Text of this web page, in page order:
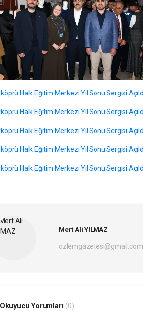
Mert Ali YILMAZ
ozlemgazetesi@gmail.com
Okuyucu Yorumları (0)